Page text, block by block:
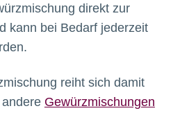
direkt zur
kann bei Bedarf jederzeit
reiht sich damit
Gewürzmischungen